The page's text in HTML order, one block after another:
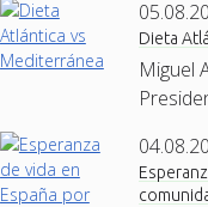
Dieta
Miguel